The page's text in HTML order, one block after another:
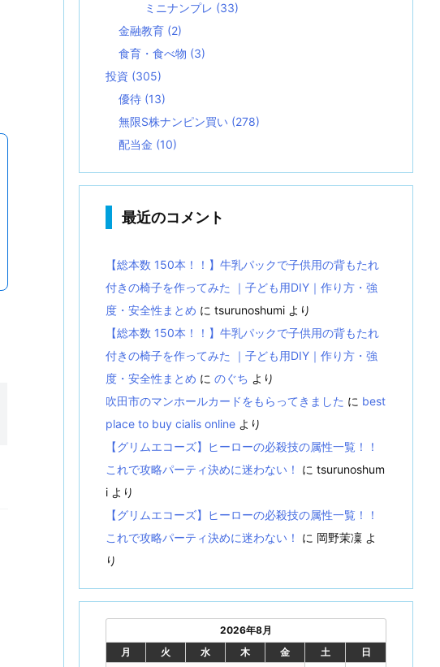
ミニナンプレ (33)
金融教育 (2)
食育・食べ物 (3)
投資 (305)
優待 (13)
無限S株ナンピン買い (278)
配当金 (10)
最近のコメント
【総本数 150本！！】牛乳パックで子供用の背もたれ
付きの椅子を作ってみた ｜子ども用DIY｜作り方・強
度・安全性まとめ に tsurunoshumi より
【総本数 150本！！】牛乳パックで子供用の背もたれ
付きの椅子を作ってみた ｜子ども用DIY｜作り方・強
度・安全性まとめ に のぐち より
吹田市のマンホールカードをもらってきました に best
place to buy cialis online より
【グリムエコーズ】ヒーローの必殺技の属性一覧！！
これで攻略パーティ決めに迷わない！
に tsurunoshum
i より
【グリムエコーズ】ヒーローの必殺技の属性一覧！！
これで攻略パーティ決めに迷わない！
に 岡野茉凜 よ
り
2026年8月
月
火 水 木 金 土
日